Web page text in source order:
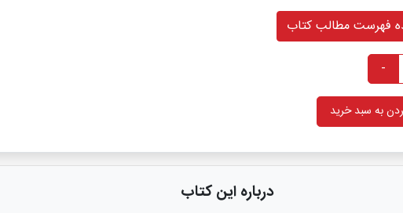
فهرست مطالب کتاب
-
به سبد خرید
درباره این کتاب